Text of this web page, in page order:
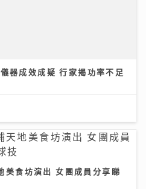
器成效成疑 行家揭功率不足
美食坊演出 女團成員分享睇